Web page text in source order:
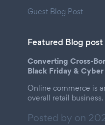
Guest Blog Post
Featured Blog post
Converting Cross-
Black Friday &
Online commerce is
overall retail business.
Posted by on